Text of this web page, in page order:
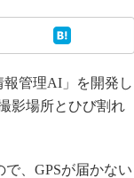
管理AI」を開発し
影場所とひび割れ
、GPSが届かない